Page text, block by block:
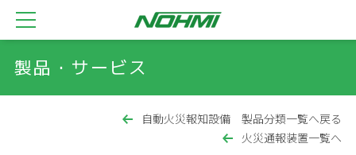
製品・サービス
自動火災報知設備 製品分類一覧へ戻る
火災通報装置一覧へ